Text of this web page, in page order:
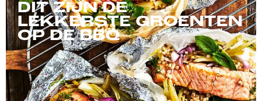
DIT ZIJN DE
LEKKERSTE GROENTEN
OP DE BBQ